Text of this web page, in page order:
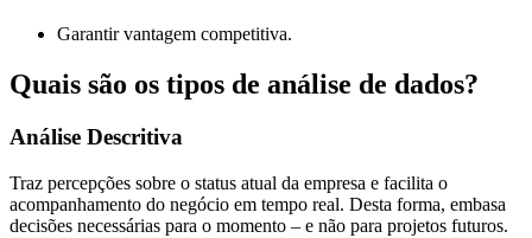
Garantir vantagem competitiva.
Quais são os tipos de análise de dados?
Análise Descritiva
Traz percepções sobre o status atual da empresa e facilita o
acompanhamento do negócio em tempo real. Desta forma, embasa
decisões necessárias para o momento – e não para projetos futuros.